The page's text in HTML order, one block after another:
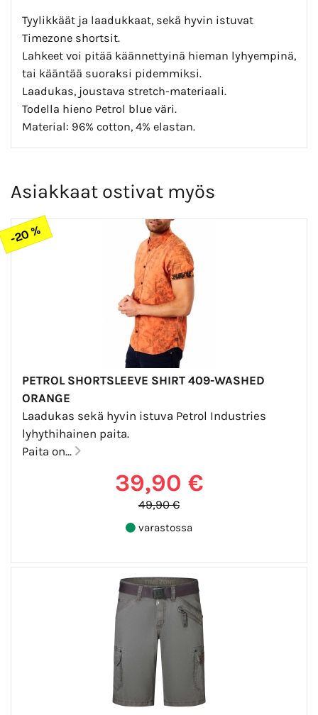
Tyylikkäät ja laadukkaat, sekä hyvin istuvat
Timezone shortsit.
Lahkeet voi pitää käännettyinä hieman lyhyempinä,
tai kääntää suoraksi pidemmiksi.
Laadukas, joustava stretch-materiaali.
Todella hieno Petrol blue väri.
Material: 96% cotton, 4% elastan.
Asiakkaat ostivat myös
-20 %
PETROL SHORTSLEEVE SHIRT 409-WASHED
ORANGE
Laadukas sekä hyvin istuva Petrol Industries
lyhythihainen paita.
Paita on...
39,90 €
49,90 €
varastossa